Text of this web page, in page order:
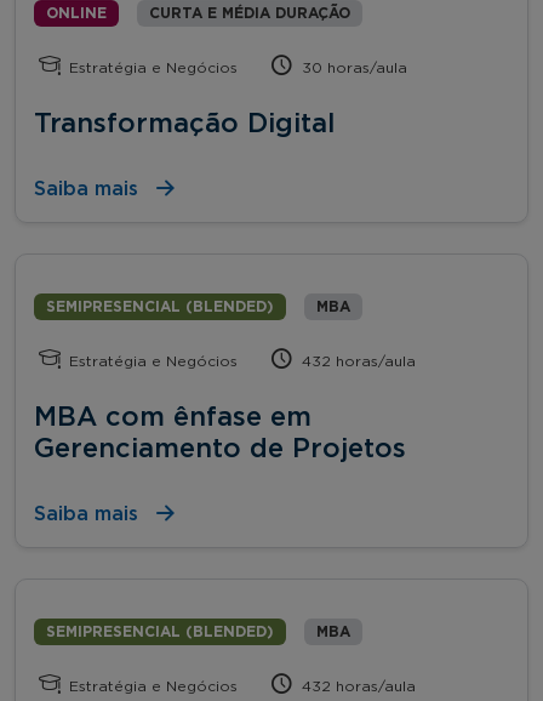
ONLINE CURTA E MÉDIA DURAÇÃO
Estratégia e Negócios 30 horas/aula
Transformação Digital
Saiba mais
SEMIPRESENCIAL (BLENDED) MBA
Estratégia e Negócios 432 horas/aula
MBA com ênfase em
Gerenciamento de Projetos
Saiba mais
SEMIPRESENCIAL (BLENDED) MBA
Estratégia e Negócios 432 horas/aula